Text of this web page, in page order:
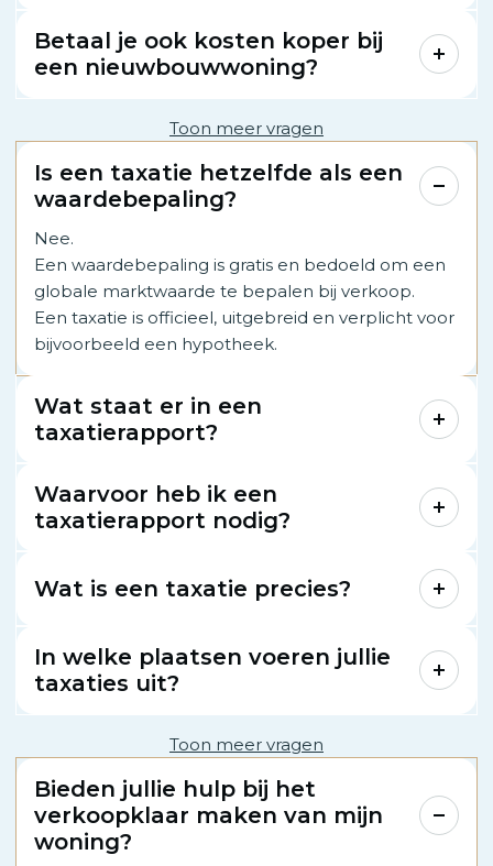
Betaal je ook kosten koper bij
een nieuwbouwwoning?
Toon meer vragen
Is een taxatie hetzelfde als een
waardebepaling?
Nee.
Een waardebepaling is gratis en bedoeld om een
globale marktwaarde te bepalen bij verkoop.
Een taxatie is officieel, uitgebreid en verplicht voor
bijvoorbeeld een hypotheek.
Wat staat er in een
taxatierapport?
Waarvoor heb ik een
taxatierapport nodig?
Wat is een taxatie precies?
In welke plaatsen voeren jullie
taxaties uit?
Toon meer vragen
Bieden jullie hulp bij het
verkoopklaar maken van mijn
woning?